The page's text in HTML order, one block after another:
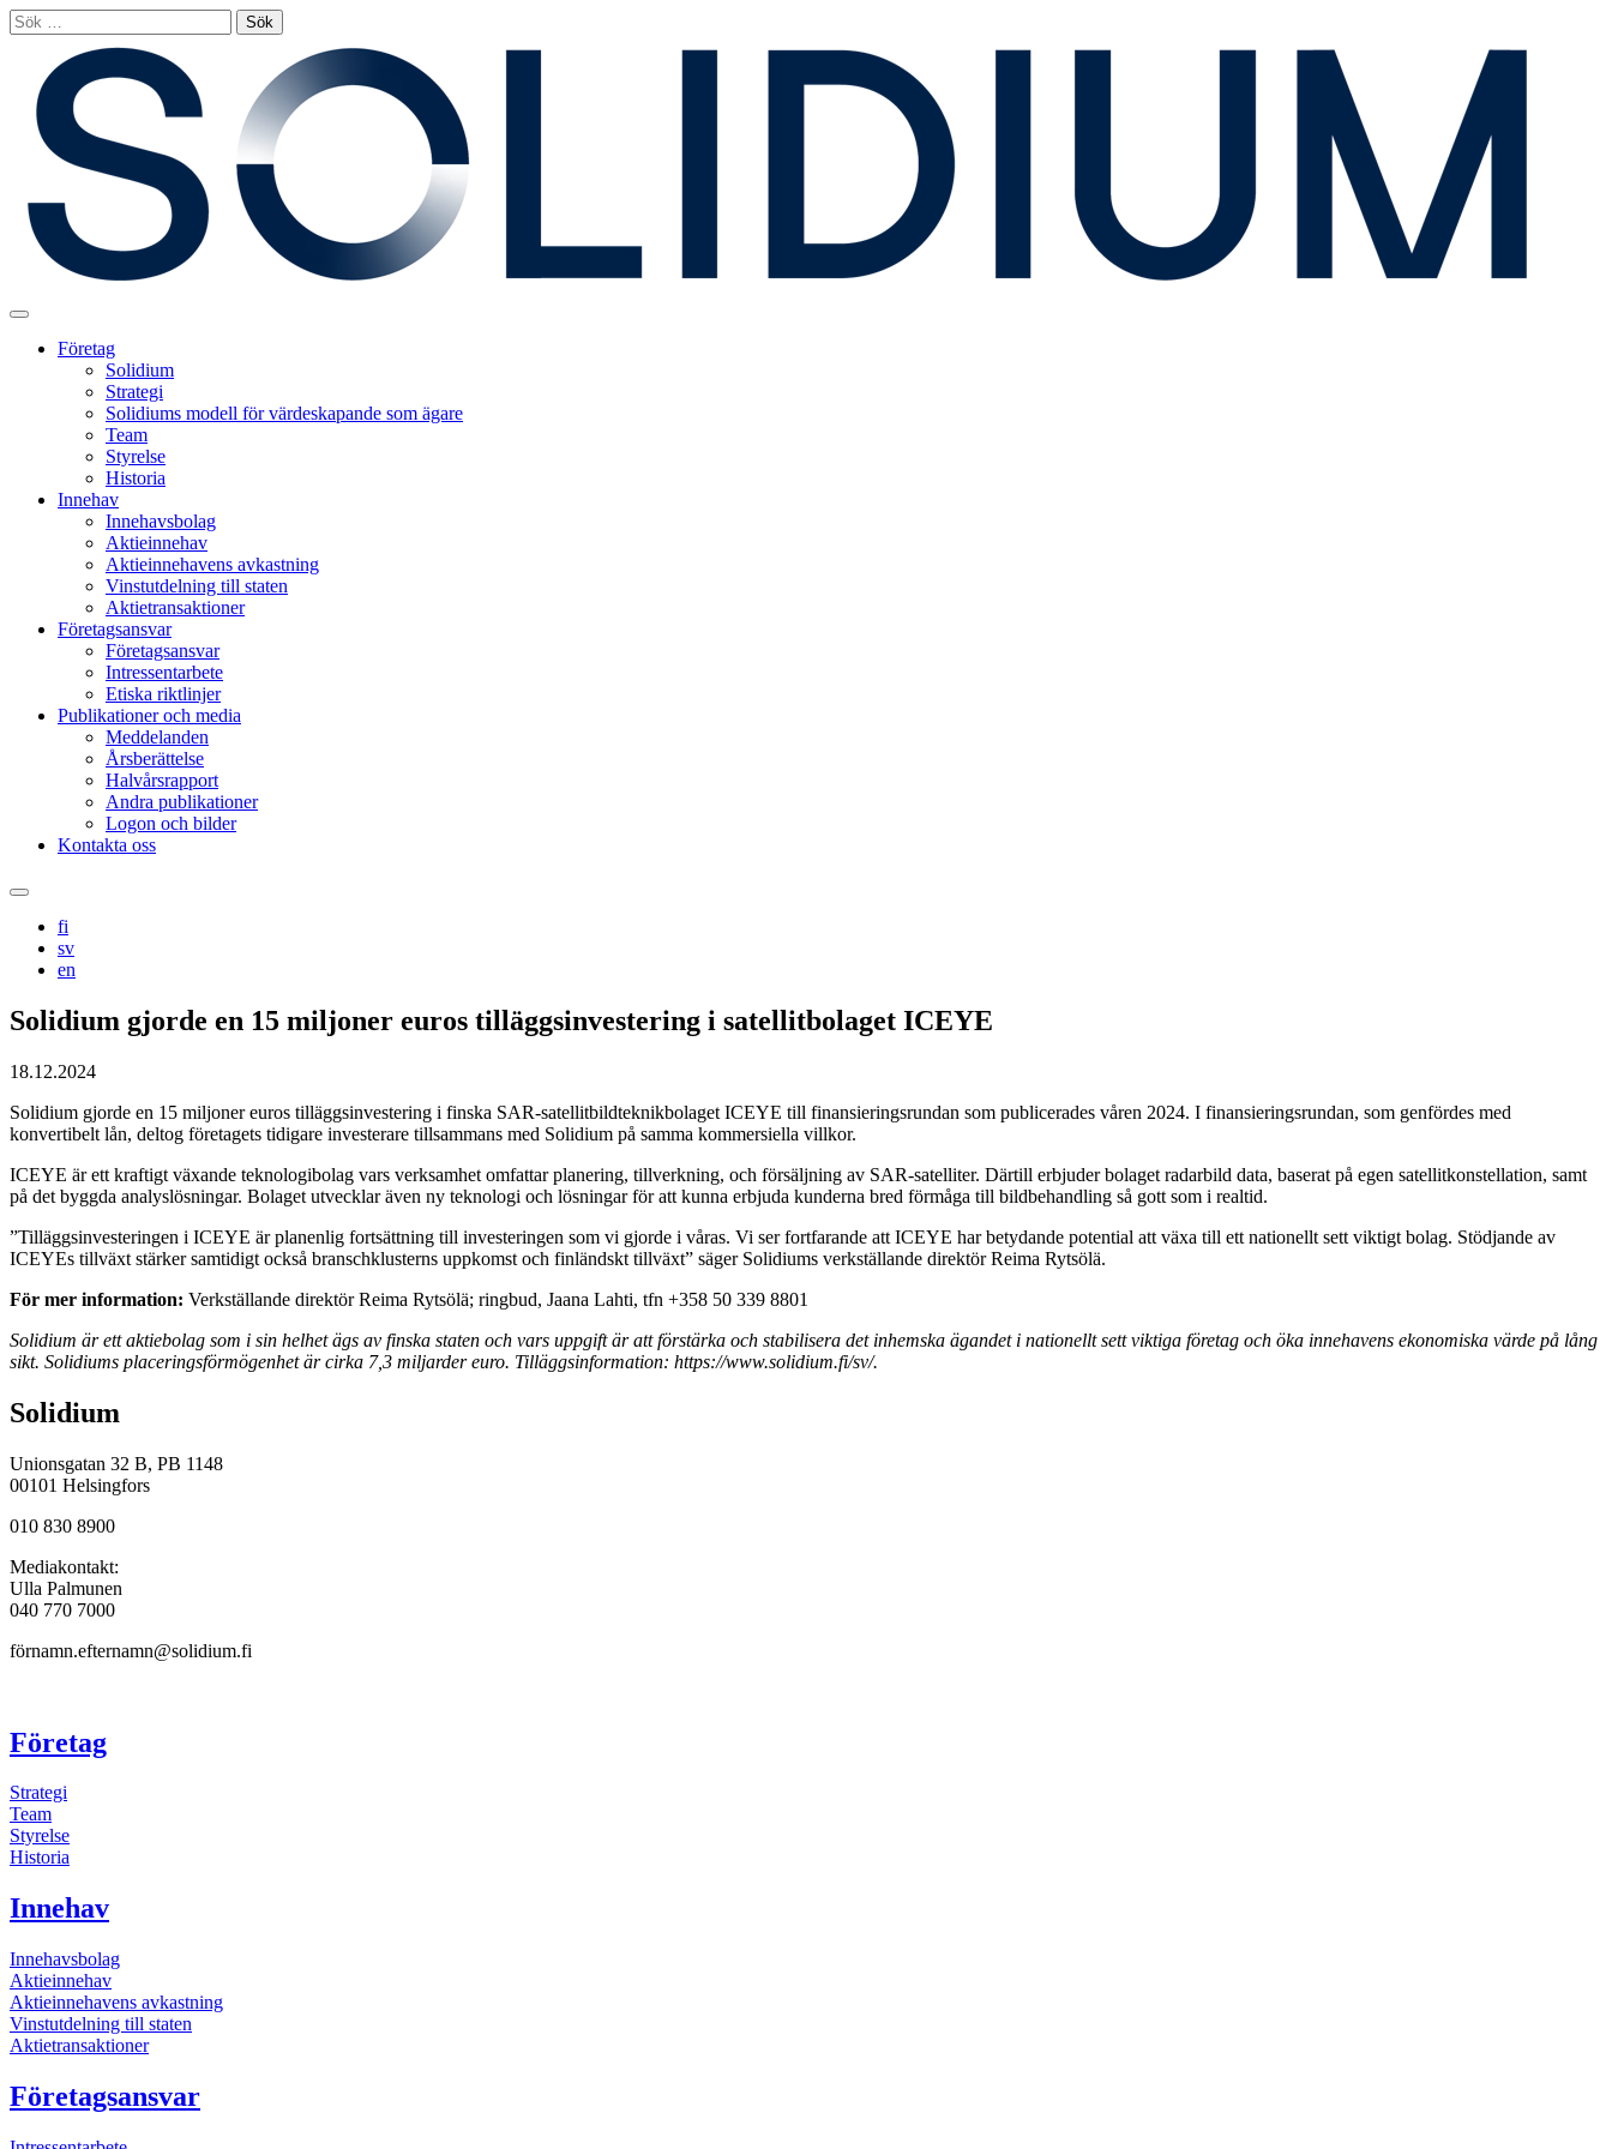
Hoppa
till
innehållet
Sök
efter:
Main
Företag
Solidium
Strategi
Solidiums modell för värdeskapande som ägare
Team
Styrelse
Historia
Innehav
Innehavsbolag
Aktieinnehav
Aktieinnehavens avkastning
Vinstutdelning till staten
Aktietransaktioner
Företagsansvar
Företagsansvar
Intressentarbete
Etiska riktlinjer
Publikationer och media
Meddelanden
Årsberättelse
Halvårsrapport
Andra publikationer
Logon och bilder
Kontakta oss
Search
site
fi
sv
en
Solidium gjorde en 15 miljoner euros tilläggsinvestering i satellitbolaget ICEYE
18.12.2024
Solidium gjorde en 15 miljoner euros tilläggsinvestering i finska SAR-satellitbildteknikbolaget ICEYE till finansieringsrundan som publicerades våren 2024. I finansieringsrundan, som genfördes med
konvertibelt lån, deltog företagets tidigare investerare tillsammans med Solidium på samma kommersiella villkor.
ICEYE är ett kraftigt växande teknologibolag vars verksamhet omfattar planering, tillverkning, och försäljning av SAR-satelliter. Därtill erbjuder bolaget radarbild data, baserat på egen satellitkonstellation, samt
på det byggda analyslösningar. Bolaget utvecklar även ny teknologi och lösningar för att kunna erbjuda kunderna bred förmåga till bildbehandling så gott som i realtid.
”Tilläggsinvesteringen i ICEYE är planenlig fortsättning till investeringen som vi gjorde i våras. Vi ser fortfarande att ICEYE har betydande potential att växa till ett nationellt sett viktigt bolag. Stödjande av
ICEYEs tillväxt stärker samtidigt också branschklusterns uppkomst och finländskt tillväxt” säger Solidiums verkställande direktör Reima Rytsölä.
För mer information: Verkställande direktör Reima Rytsölä; ringbud, Jaana Lahti, tfn +358 50 339 8801
Solidium är ett aktiebolag som i sin helhet ägs av finska staten och vars uppgift är att förstärka och stabilisera det inhemska ägandet i nationellt sett viktiga företag och öka innehavens ekonomiska värde på lång
sikt. Solidiums placeringsförmögenhet är cirka 7,3 miljarder euro. Tilläggsinformation: https://www.solidium.fi/sv/.
Solidium
Unionsgatan 32 B, PB 1148
00101 Helsingfors
010 830 8900
Mediakontakt:
Ulla Palmunen
040 770 7000
förnamn.efternamn@solidium.fi
Företag
Strategi
Team
Styrelse
Historia
Innehav
Innehavsbolag
Aktieinnehav
Aktieinnehavens avkastning
Vinstutdelning till staten
Aktietransaktioner
Företagsansvar